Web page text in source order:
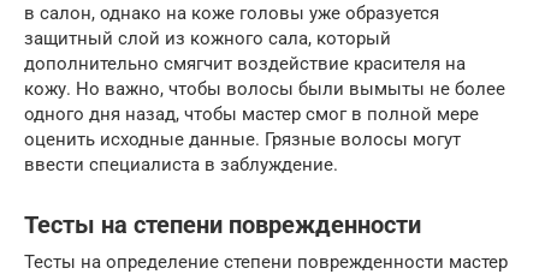
в салон, однако на коже головы уже образуется
защитный слой из кожного сала, который
дополнительно смягчит воздействие красителя на
кожу. Но важно, чтобы волосы были вымыты не более
одного дня назад, чтобы мастер смог в полной мере
оценить исходные данные. Грязные волосы могут
ввести специалиста в заблуждение.
Тесты на степени поврежденности
Тесты на определение степени поврежденности мастер